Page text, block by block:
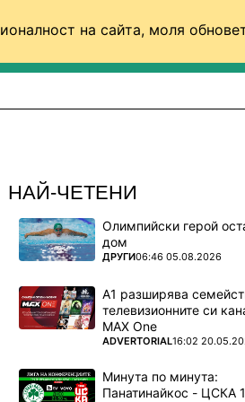
на сайта, моля
НАЙ-ЧЕТЕНИ
Олимпийски герой
дом
ПОВЕЧЕ ОТ
ДРУГИ06:46 05.08.2026
А1 разширява
телевизионните си
MAX One
ПОВЕЧЕ ОТ
ADVERTORIAL16:02
Минута по минута: